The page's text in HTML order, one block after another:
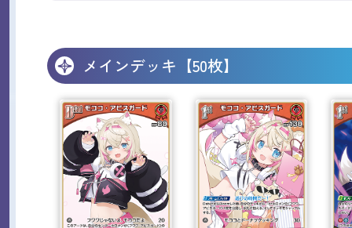
メインデッキ【50枚】